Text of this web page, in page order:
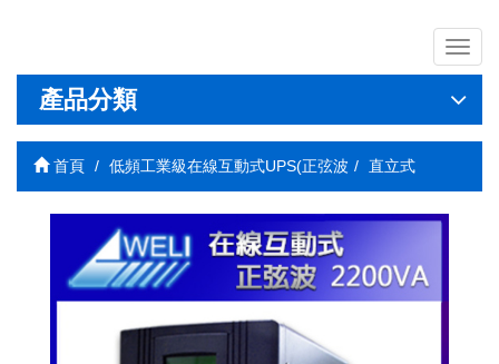
導
覽
列
關
產品分類
首頁 低頻工業級在線互動式UPS(正弦波 直立式